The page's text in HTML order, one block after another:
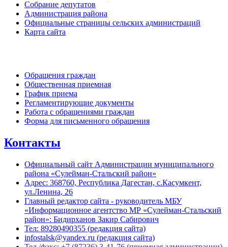
Собрание депутатов
Администрация района
Официальные страницы сельских администраций
Карта сайта
Обращения граждан
Общественная приемная
График приема
Регламентирующие документы
Работа с обращениями граждан
Форма для письменного обращения
Контакты
Официальный сайт Администрации муниципального
района «Сулейман-Стальский район»
Адрес: 368760, Республика Дагестан, с.Касумкент,
ул.Ленина, 26
Главный редактор сайта - руководитель МБУ
«Информационное агентство МР «Сулейман-Стальский
район»: Бидирханов Закир Сабирович
Тел: 89280490355 (редакция сайта)
infostalsk@yandex.ru (редакция сайта)